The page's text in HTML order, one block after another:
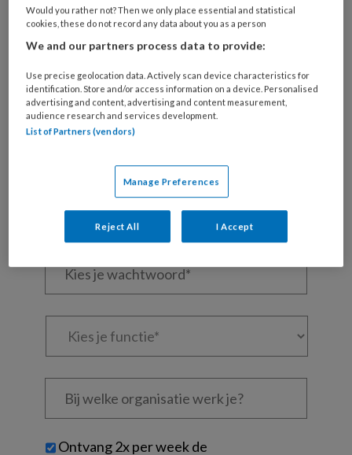
REGISTREREN
Wil je dit artikel lezen?
Maak gratis een account aan en lees 2
artikelen gratis per maand
Al een account of abonnement?
je
Kies
Bij
welke
je?
Untitled
Ontvang 2x per week de
Would you rather not? Then we only place essential and statistical
cookies, these do not record any data about you as a person
We and our partners process data to provide:
Use precise geolocation data. Actively scan device characteristics for
identification. Store and/or access information on a device. Personalised
advertising and content, advertising and content measurement,
audience research and services development.
List of Partners (vendors)
Manage Preferences
Reject All I Accept